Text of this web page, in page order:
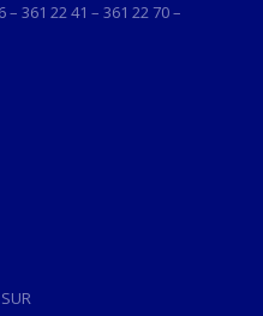
– 361 22 41 – 361 22 70 –